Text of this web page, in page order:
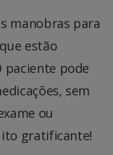
manobras para
estão
paciente pode
sem
ou
gratificante!